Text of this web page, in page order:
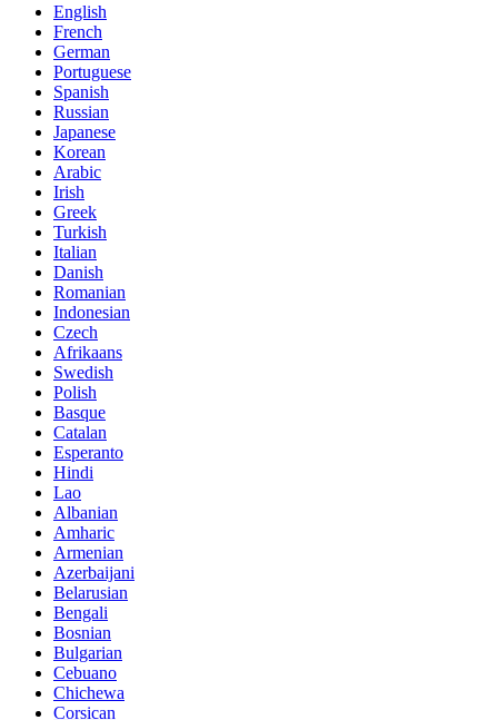
English
French
German
Portuguese
Spanish
Russian
Japanese
Korean
Arabic
Irish
Greek
Turkish
Italian
Danish
Romanian
Indonesian
Czech
Afrikaans
Swedish
Polish
Basque
Catalan
Esperanto
Hindi
Lao
Albanian
Amharic
Armenian
Azerbaijani
Belarusian
Bengali
Bosnian
Bulgarian
Cebuano
Chichewa
Corsican